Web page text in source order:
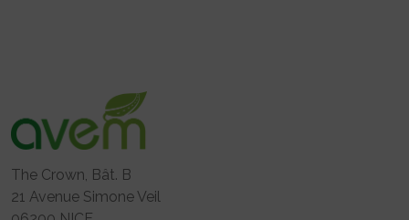
The Crown, Bât. B
21 Avenue Simone Veil